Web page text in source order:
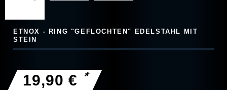
ETNOX - RING "GEFLOCHTEN" EDELSTAHL MIT
STEIN
19,90 € *